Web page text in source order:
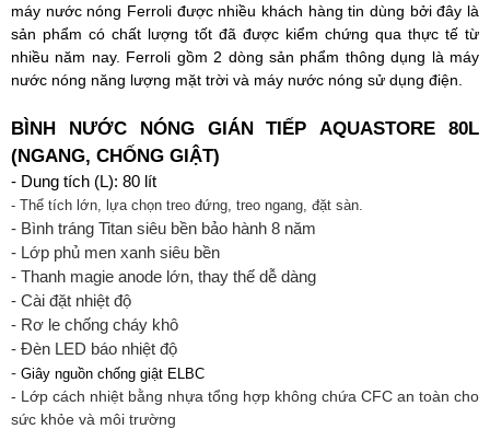
máy nước nóng Ferroli được nhiều khách hàng tin dùng bởi đây là
sản phẩm có chất lượng tốt đã được kiểm chứng qua thực tế từ
nhiều năm nay. Ferroli gồm 2 dòng sản phẩm thông dụng là máy
nước nóng năng lượng mặt trời và máy nước nóng sử dụng điện.
BÌNH NƯỚC NÓNG GIÁN TIẾP AQUASTORE 80L
(NGANG, CHỐNG GIẬT)
- Dung tích (L): 80 lít
- Thể tích lớn, lựa chọn treo đứng, treo ngang, đặt sàn.
- Bình tráng Titan siêu bền bảo hành 8 năm
- Lớp phủ men xanh siêu bền
- Thanh magie anode lớn, thay thế dễ dàng
- Cài đặt nhiệt độ
- Rơ le chống cháy khô
- Đèn LED báo nhiệt độ
- Giây nguồn chống giật ELBC
- Lớp cách nhiệt bằng nhựa tổng hợp không chứa CFC an toàn cho
sức khỏe và môi trường